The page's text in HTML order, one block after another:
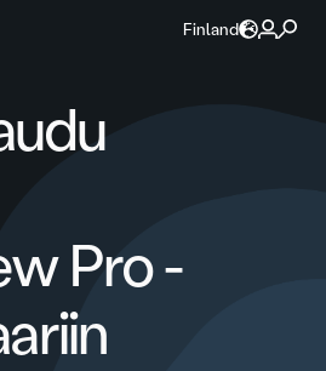
Finland
Pro -